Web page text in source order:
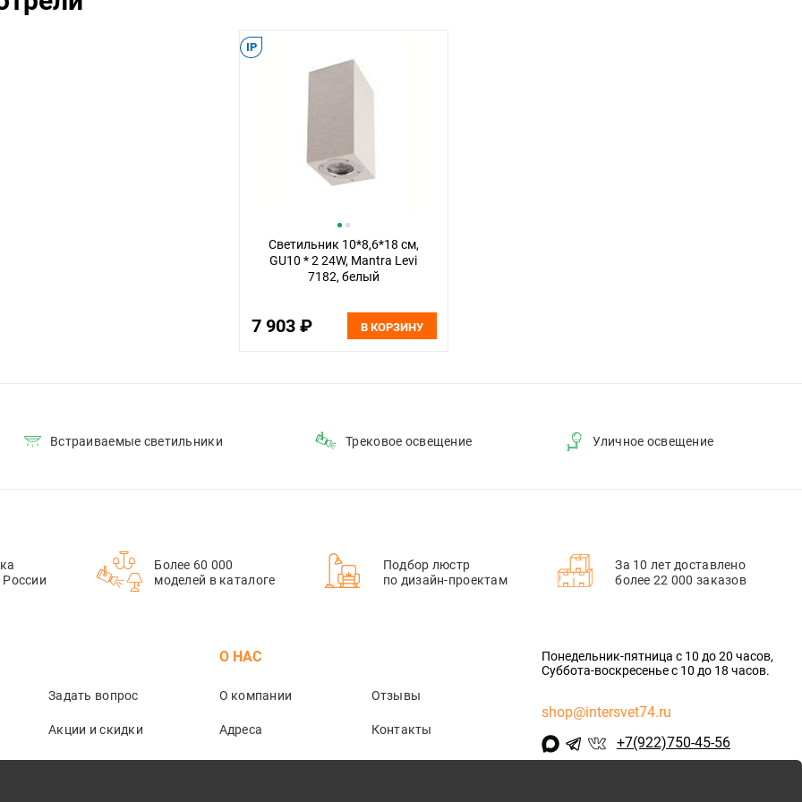
IP
Светильник 10*8,6*18 см,
GU10 * 2 24W, Mantra Levi
7182, белый
7 903 ₽ В КОРЗИНУ
Встраиваемые светильники Трековое освещение Уличное освещение
России
Более 60 000
моделей в каталоге
Подбор люстр
по дизайн-проектам
За 10 лет доставлено
более 22 000 заказов
Задать вопрос
Акции и скидки
О НАС
О компании Отзывы
Адреса Контакты
Понедельник-пятница с 10 до 20 часов,
Суббота-воскресенье с 10 до 18 часов.
shop@intersvet74.ru
+7(922)750-45-56